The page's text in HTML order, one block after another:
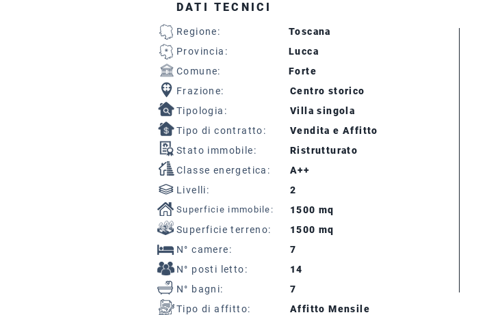
DATI TECNICI
Regione:
Toscana
Provincia:
Lucca
Comune:
Forte
Frazione:
Centro storico
Tipologia:
Villa singola
Tipo di contratto:
Vendita e Affitto
Stato immobile:
Classe energetica:
Livelli:
Superficie immobile:
Superficie terreno:
N° camere:
N° posti letto:
Ristrutturato
A++
2
1500 mq
1500 mq
7
14
N° bagni:
7
Tipo di affitto:
Affitto Mensile